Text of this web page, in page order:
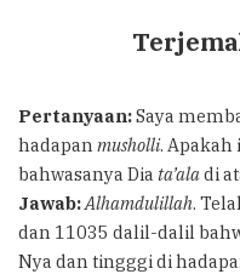
Pertanyaan:Saya
hadapan musholli.
bahwasanya Dia ta’aladi
Jawab:Alhamdulillah.
dan 11035 dalil-dalil
Nya dan tingggi di